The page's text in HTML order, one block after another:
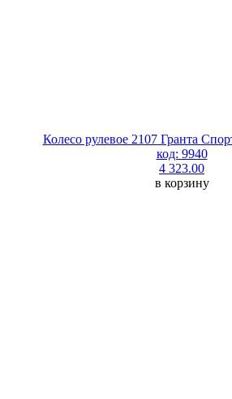
Колесо рулевое 2107 Гранта
код: 9940
4 323.00
в корзину